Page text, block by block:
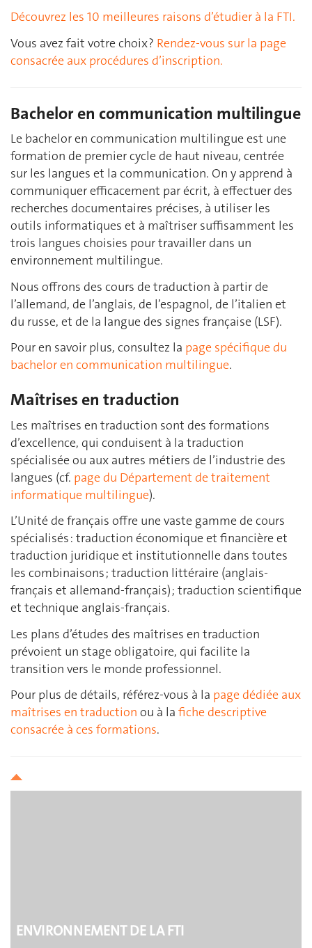
Découvrez les 10 meilleures raisons d’étudier à la FTI.
Vous avez fait votre choix ? Rendez-vous sur la page
consacrée aux procédures d’inscription.
Bachelor en communication multilingue
Le bachelor en communication multilingue est une
formation de premier cycle de haut niveau, centrée
sur les langues et la communication. On y apprend à
communiquer efficacement par écrit, à effectuer des
recherches documentaires précises, à utiliser les
outils informatiques et à maîtriser suffisamment les
trois langues choisies pour travailler dans un
environnement multilingue.
Nous offrons des cours de traduction à partir de
l’allemand, de l’anglais, de l’espagnol, de l’italien et
du russe, et de la langue des signes française (LSF).
Pour en savoir plus, consultez la page spécifique du
bachelor en communication multilingue.
Maîtrises en traduction
Les maîtrises en traduction sont des formations
d’excellence, qui conduisent à la traduction
spécialisée ou aux autres métiers de l’industrie des
langues (cf. page du Département de traitement
informatique multilingue).
L’Unité de français offre une vaste gamme de cours
spécialisés : traduction économique et financière et
traduction juridique et institutionnelle dans toutes
les combinaisons ; traduction littéraire (anglais-
français et allemand-français) ; traduction scientifique
et technique anglais-français.
Les plans d’études des maîtrises en traduction
prévoient un stage obligatoire, qui facilite la
transition vers le monde professionnel.
Pour plus de détails, référez-vous à la page dédiée aux
maîtrises en traduction ou à la fiche descriptive
consacrée à ces formations.
ENVIRONNEMENT DE LA FTI